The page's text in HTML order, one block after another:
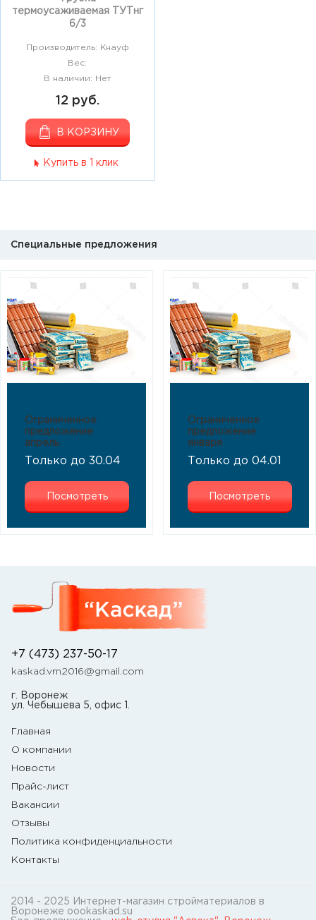
термоусаживаемая ТУТнг
6/3
Производитель: Кнауф
Вес:
В наличии: Нет
12 руб.
В КОРЗИНУ
Купить в 1 клик
Специальные предложения
Ограниченное
предложение
апрель
Только до 30.04
Посмотреть
Ограниченное
предложение
января
Только до 04.01
Посмотреть
+7 (473) 237-50-17
kaskad.vrn2016@gmail.com
г. Воронеж
ул. Чебышева 5, офис 1.
Главная
О компании
Новости
Прайс-лист
Вакансии
Отзывы
Политика конфиденциальности
Контакты
2014 - 2025 Интернет-магазин стройматериалов в
Воронеже oookaskad.su